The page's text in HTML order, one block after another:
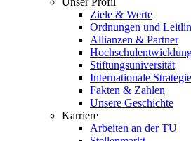
Ziele & Werte
Ordnungen und
Allianzen & Partner
Stiftungsuniversität
Internationale Strategie
Fakten & Zahlen
Unsere Geschichte
Karriere
Arbeiten an der TU